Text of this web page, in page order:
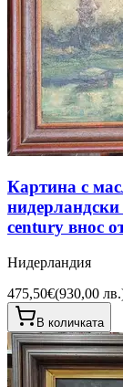
Картина с
century внос
Нидерландия
475,50€(930,00 лв.
В количката